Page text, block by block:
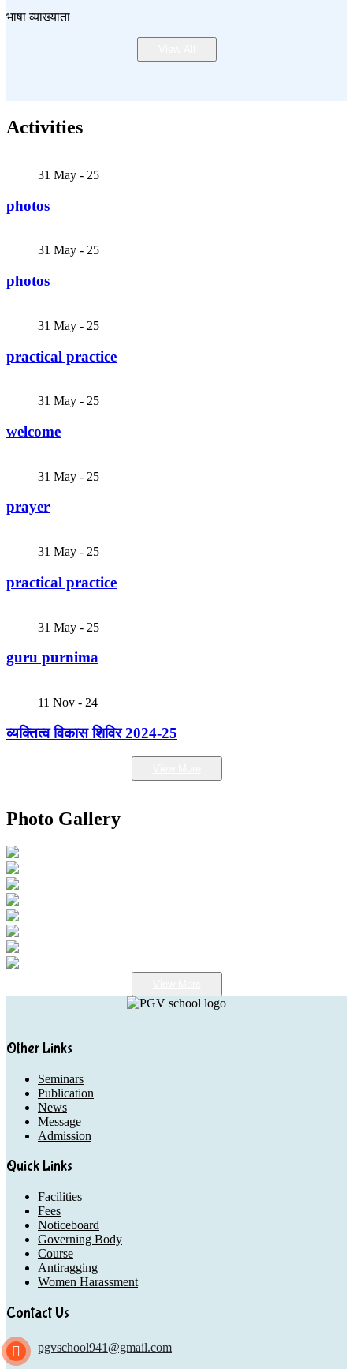
भाषा व्याख्याता
Activities
31 May - 25
photos
31 May - 25
photos
31 May - 25
practical practice
31 May - 25
welcome
31 May - 25
prayer
31 May - 25
practical practice
31 May - 25
guru purnima
11 Nov - 24
व्यक्तित्व विकास शिविर 2024-25
Photo Gallery
Other Links
Seminars
Publication
News
Message
Admission
Quick Links
Facilities
Fees
Noticeboard
Governing Body
Course
Antiragging
Women Harassment
Contact Us
pgvschool941@gmail.com